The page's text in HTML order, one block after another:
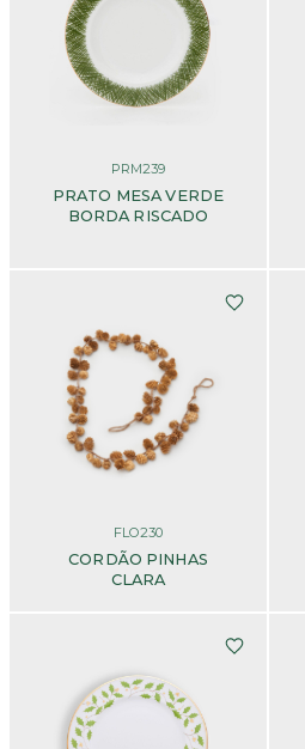
PRM239
PRATO MESA VERDE
BORDA RISCADO
FLO230
CORDÃO PINHAS
CLARA